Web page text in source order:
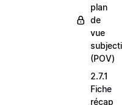
plan
de
vue
(POV)
2.7.1
Fiche
récap